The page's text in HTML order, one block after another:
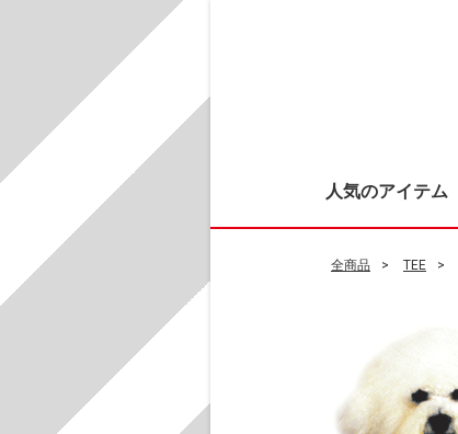
人気のアイテム
全商品 TEE